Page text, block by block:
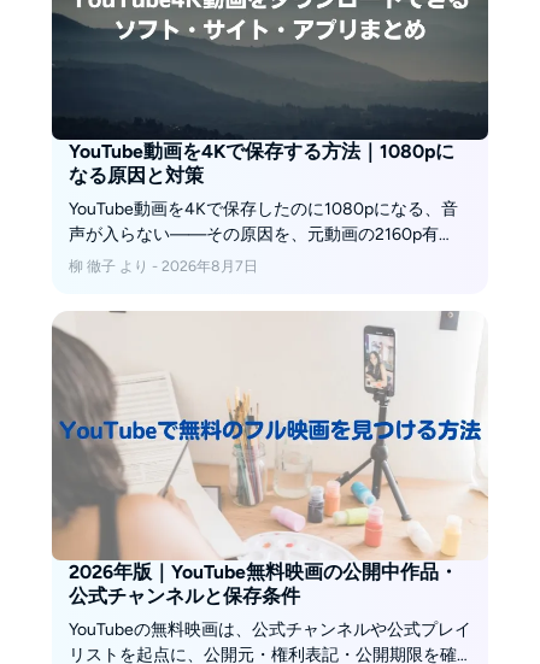
YouTube動画を4Kで保存する方法｜1080pに
なる原因と対策
YouTube動画を4Kで保存したのに1080pになる、音
声が入らない——その原因を、元動画の2160p有
無、MP4・WEBM・MKVと音声トラックの違い、公
順に整理します。無料版と有料版の差、権利と安全
の分け方、2160pが表示されないときの確認順まで、
2026年8月時点の確認条件
柳 徹子 より - 2026年8月7日
2026年版｜YouTube無料映画の公開中作品・
公式チャンネルと保存条件
YouTubeの無料映画は、公式チャンネルや公式プレイ
リストを起点に、公開元・権利表記・公開期限を確